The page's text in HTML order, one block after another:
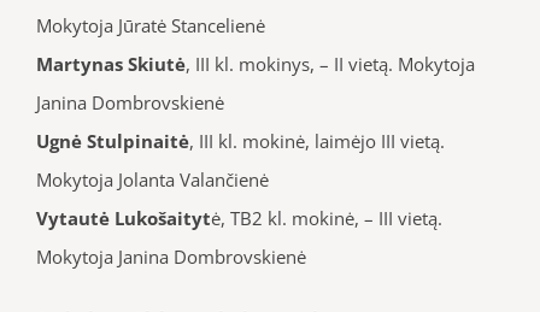
Mokytoja Jūratė Stancelienė
Martynas Skiutė, III kl. mokinys, – II vietą. Mokytoja
Janina Dombrovskienė
Ugnė Stulpinaitė, III kl. mokinė, laimėjo III vietą.
Mokytoja Jolanta Valančienė
Vytautė Lukošaitytė, TB2 kl. mokinė, – III vietą.
Mokytoja Janina Dombrovskienė